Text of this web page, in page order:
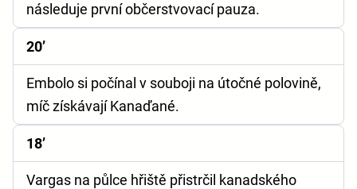
následuje první občerstvovací pauza.
20’
Embolo si počínal v souboji na útočné polovině,
míč získávají Kanaďané.
18’
Vargas na půlce hřiště přistrčil kanadského